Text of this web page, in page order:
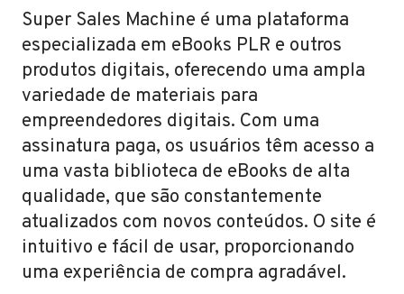
Super Sales Machine é uma plataforma
especializada em eBooks PLR e outros
produtos digitais, oferecendo uma ampla
variedade de materiais para
empreendedores digitais. Com uma
assinatura paga, os usuários têm acesso a
uma vasta biblioteca de eBooks de alta
qualidade, que são constantemente
atualizados com novos conteúdos. O site é
intuitivo e fácil de usar, proporcionando
uma experiência de compra agradável.